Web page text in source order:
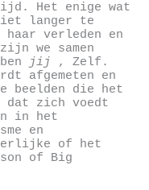
Het enige wat
langer te
haar verleden en
we samen
jij
, Zelf.
afgemeten en
beelden die het
dat zich voedt
in het
en
of het
of Big